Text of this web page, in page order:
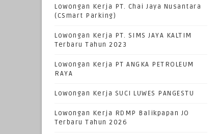
Lowongan Kerja PT. Chai Jaya Nusantara
(CSmart Parking)
Lowongan Kerja PT. SIMS JAYA KALTIM
Terbaru Tahun 2023
Lowongan Kerja PT ANGKA PETROLEUM
RAYA
Lowongan Kerja SUCI LUWES PANGESTU
Lowongan Kerja RDMP Balikpapan JO
Terbaru Tahun 2026